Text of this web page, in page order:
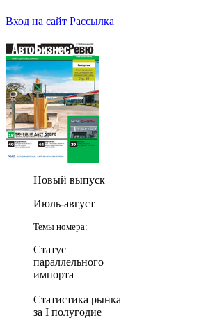
Вход на сайт Рассылка
Новый выпуск
Июль-август
Темы номера:
Статус
параллельного
импорта
Статистика рынка
за I полугодие